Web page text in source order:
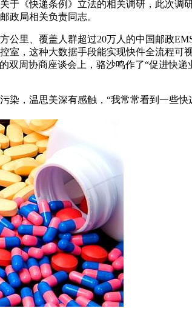
于《快递条例》立法的相关调研，此次
政局相关负责同志。
公里、覆盖人群超过20万人的中国邮政
，这种大数据手段能实现快件全流程可
周协商座谈会上，骆沙鸣作了“促进快
染，温思美深有感触，“我常常看到一些